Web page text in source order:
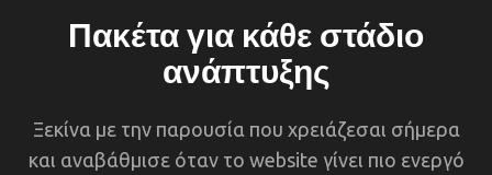
Πακέτα για κάθε στάδιο
ανάπτυξης
Ξεκίνα με την παρουσία που χρειάζεσαι σήμερα
και αναβάθμισε όταν το website γίνει πιο ενεργό